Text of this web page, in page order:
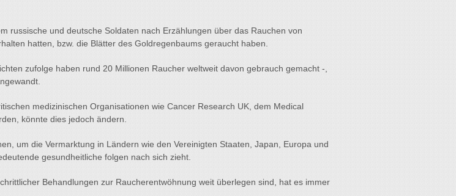
russische und deutsche Soldaten nach Erzählungen über das Rauchen von
hatten, bzw. die Blätter des Goldregenbaums geraucht haben.
zufolge haben rund 20 Millionen Raucher weltweit davon gebrauch gemacht -,
medizinischen Organisationen wie Cancer Research UK, dem Medical
könnte dies jedoch ändern.
um die Vermarktung in Ländern wie den Vereinigten Staaten, Japan, Europa und
gesundheitliche folgen nach sich zieht.
Behandlungen zur Raucherentwöhnung weit überlegen sind, hat es immer